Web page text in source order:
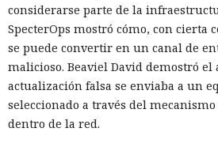
considerarse parte de la
SpecterOps mostró cómo, con cierta
se puede convertir en un canal de
malicioso. Beaviel David demostró el
actualización falsa se enviaba a un
seleccionado a través del mecanismo
dentro de la red.